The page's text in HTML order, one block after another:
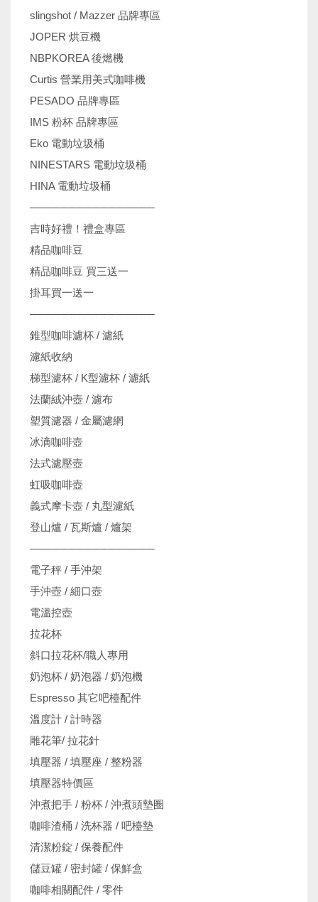
slingshot / Mazzer 品牌專區
JOPER 烘豆機
NBPKOREA 後燃機
Curtis 營業用美式咖啡機
PESADO 品牌專區
IMS 粉杯 品牌專區
Eko 電動垃圾桶
NINESTARS 電動垃圾桶
HINA 電動垃圾桶
────────────────
吉時好禮！禮盒專區
精品咖啡豆
精品咖啡豆 買三送一
掛耳買一送一
────────────────
錐型咖啡濾杯 / 濾紙
濾紙收納
梯型濾杯 / K型濾杯 / 濾紙
法蘭絨沖壺 / 濾布
塑質濾器 / 金屬濾網
冰滴咖啡壺
法式濾壓壺
虹吸咖啡壺
義式摩卡壺 / 丸型濾紙
登山爐 / 瓦斯爐 / 爐架
────────────────
電子秤 / 手沖架
手沖壺 / 細口壺
電溫控壺
拉花杯
斜口拉花杯/職人專用
奶泡杯 / 奶泡器 / 奶泡機
Espresso 其它吧檯配件
溫度計 / 計時器
雕花筆/ 拉花針
填壓器 / 填壓座 / 整粉器
填壓器特價區
沖煮把手 / 粉杯 / 沖煮頭墊圈
咖啡渣桶 / 洗杯器 / 吧檯墊
清潔粉錠 / 保養配件
儲豆罐 / 密封罐 / 保鮮盒
咖啡相關配件 / 零件